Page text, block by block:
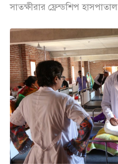
সাতক্ষীরার ফ্রেন্ডশিপ হাসপাতাল